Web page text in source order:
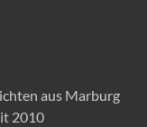
aus Marburg
2010